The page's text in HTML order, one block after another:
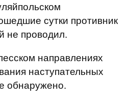
сутки противник
не проводил.
направлениях
наступательных
обнаружено.